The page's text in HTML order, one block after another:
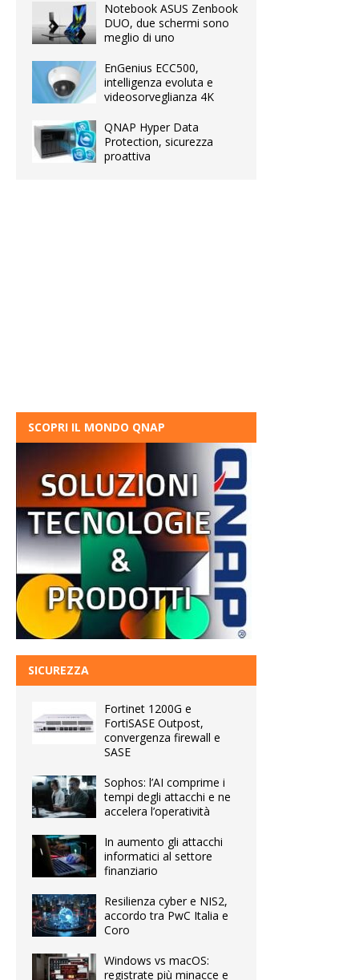
Notebook ASUS Zenbook
DUO, due schermi sono
meglio di uno
EnGenius ECC500,
intelligenza evoluta e
videosorveglianza 4K
QNAP Hyper Data
Protection, sicurezza
proattiva
SCOPRI IL MONDO QNAP
SICUREZZA
Fortinet 1200G e
FortiSASE Outpost,
convergenza firewall e
SASE
Sophos: l’AI comprime i
tempi degli attacchi e ne
accelera l’operatività
In aumento gli attacchi
informatici al settore
finanziario
Resilienza cyber e NIS2,
accordo tra PwC Italia e
Coro
Windows vs macOS:
registrate più minacce e